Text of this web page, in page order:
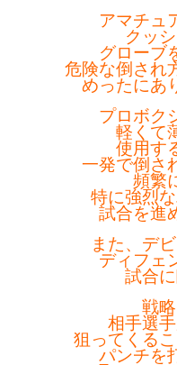
アマチュ
クッ
グローブ
危険な倒され
めったにあ
プロボク
軽くて
使用す
一発で倒さ
頻繁
特に強烈
試合を進
また、デ
ディフェ
試合に
戦略
相手選
狙ってくる
パンチを